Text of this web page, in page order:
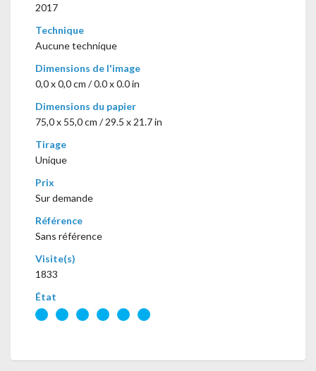
2017
Technique
Aucune technique
Dimensions de l'image
0,0 x 0,0 cm / 0.0 x 0.0 in
Dimensions du papier
75,0 x 55,0 cm / 29.5 x 21.7 in
Tirage
Unique
Prix
Sur demande
Référence
Sans référence
Visite(s)
1833
État